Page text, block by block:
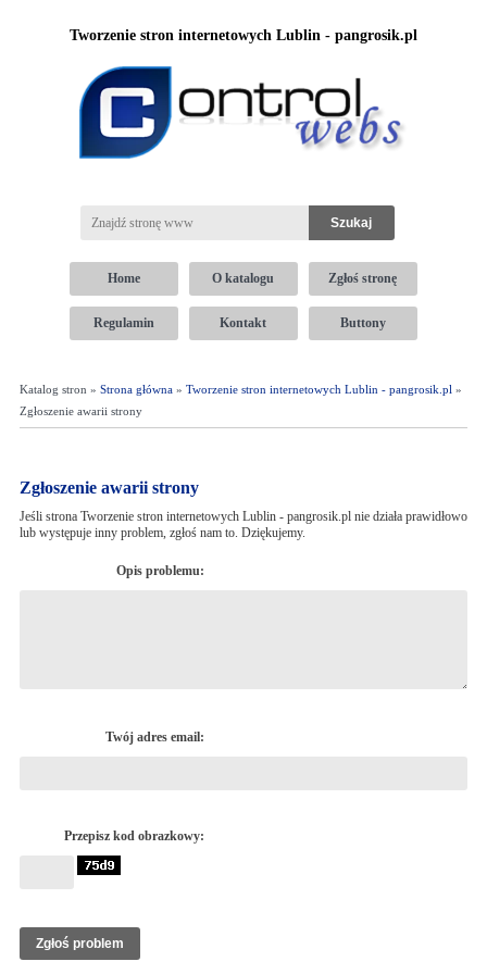
Tworzenie stron internetowych Lublin - pangrosik.pl
Home O katalogu Zgłoś stronę
Regulamin Kontakt Buttony
Katalog stron » Strona główna» Tworzenie stron internetowych Lublin - pangrosik.pl »
Zgłoszenie awarii strony
Zgłoszenie awarii strony
Jeśli strona Tworzenie stron internetowych Lublin - pangrosik.pl nie działa prawidłowo
lub występuje inny problem, zgłoś nam to. Dziękujemy.
Opis problemu:
Twój adres email:
Przepisz kod obrazkowy: